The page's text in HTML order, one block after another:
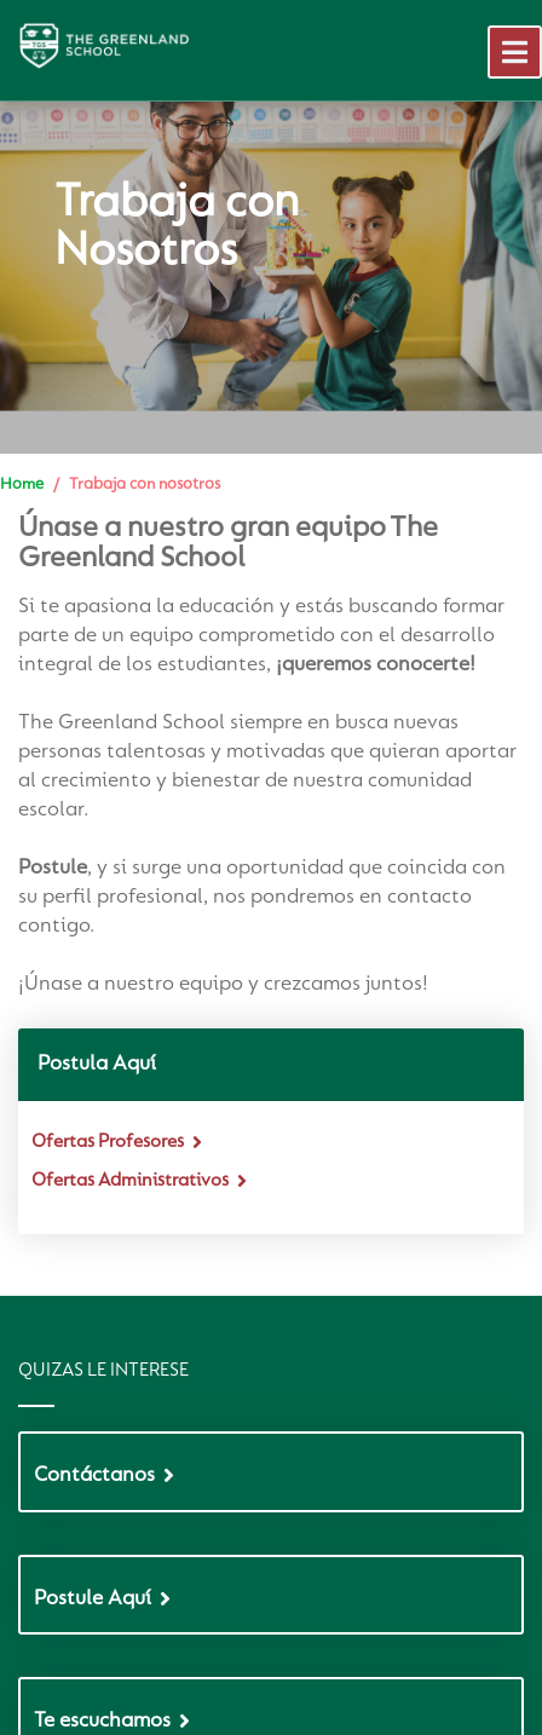
Trabaja con
Nosotros
Home Trabaja con nosotros
Únase a nuestro gran equipo The
Greenland School
Si te apasiona la educación y estás buscando formar
parte de un equipo comprometido con el desarrollo
integral de los estudiantes, ¡queremos conocerte!
The Greenland School siempre en busca nuevas
personas talentosas y motivadas que quieran aportar
al crecimiento y bienestar de nuestra comunidad
escolar.
Postule, y si surge una oportunidad que coincida con
su perfil profesional, nos pondremos en contacto
contigo.
¡Únase a nuestro equipo y crezcamos juntos!
Postula Aquí
Ofertas Profesores
Ofertas Administrativos
QUIZAS LE INTERESE
Contáctanos
Postule Aquí
Te escuchamos
Proyecto
Equipo
A Cognita
Trabaja Con
Tour Virtual